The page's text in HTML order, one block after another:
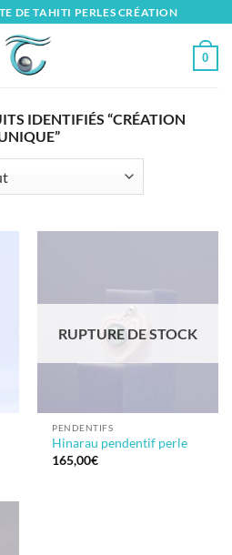
DE TAHITI PERLES CRÉATION
0
IDENTIFIÉS “CRÉATION
RUPTURE DE STOCK
PENDENTIFS
Hinarau pendentif perle
165,00€